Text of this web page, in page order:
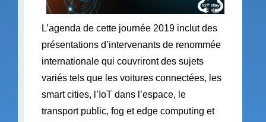
L’agenda de cette journée 2019 inclut des
présentations d’intervenants de renommée
internationale qui couvriront des sujets
variés tels que les voitures connectées, les
smart cities, l’IoT dans l’espace, le
transport public, fog et edge computing et